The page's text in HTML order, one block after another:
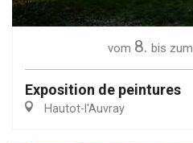
vom 8. bis zum
Exposition de peintures
Hautot-l'Auvray